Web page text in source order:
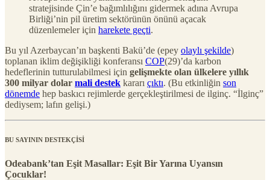
stratejisinde Çin’e bağımlılığını gidermek adına Avrupa
Birliği’nin pil üretim sektörünün önünü açacak
düzenlemeler için harekete geçti.
Bu yıl Azerbaycan’ın başkenti Bakü’de (epey olaylı şekilde)
toplanan iklim değişikliği konferansı COP(29)’da karbon
hedeflerinin tutturulabilmesi için gelişmekte olan ülkelere yıllık
300 milyar dolar mali destek kararı çıktı. (Bu etkinliğin son
dönemde hep baskıcı rejimlerde gerçekleştirilmesi de ilginç. “İlginç”
dediysem; lafın gelişi.)
BU SAYININ DESTEKÇİSİ
Odeabank’tan Eşit Masallar: Eşit Bir Yarına Uyansın
Çocuklar!